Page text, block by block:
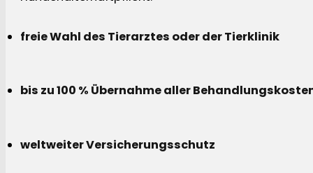
freie Wahl des Tierarztes oder der Tierklinik
bis zu 100 % Übernahme aller
weltweiter Versicherungsschutz